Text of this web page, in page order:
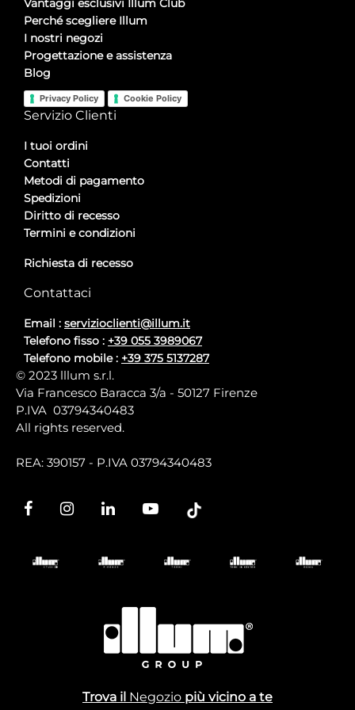
Vantaggi esclusivi Illum Club
Perché scegliere Illum
I nostri negozi
Progettazione e assistenza
Blog
Privacy Policy Cookie Policy
Servizio Clienti
I tuoi ordini
Contatti
Metodi di pagamento
Spedizioni
Diritto di recesso
Termini e condizioni
Richiesta di recesso
Contattaci
Email : servizioclienti@illum.it
Telefono fisso : +39 055 3989067
Telefono mobile : +39 375 5137287
© 2023 lllum s.r.l.
Via Francesco Baracca 3/a - 50127 Firenze
P.IVA 03794340483
All rights reserved.
REA: 390157 - P.IVA 03794340483
Trova il Negozio più vicino a te